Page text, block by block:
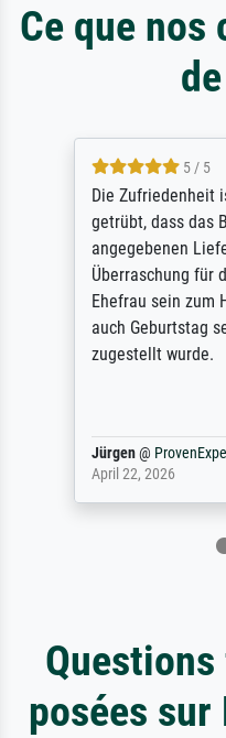
Ce que
5 / 5
Die Zufriedenheit
getrübt, dass das
angegebenen
Überraschung für
Ehefrau sein zum
auch Geburtstag
zugestellt wurde.
Jürgen@
April 22, 2026
posées